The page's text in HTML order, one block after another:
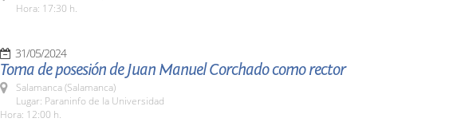
Hora: 17:30 h.
31/05/2024
Toma de posesión de Juan Manuel Corchado como rector
Salamanca (Salamanca)
Lugar: Paraninfo de la Universidad
Hora: 12:00 h.